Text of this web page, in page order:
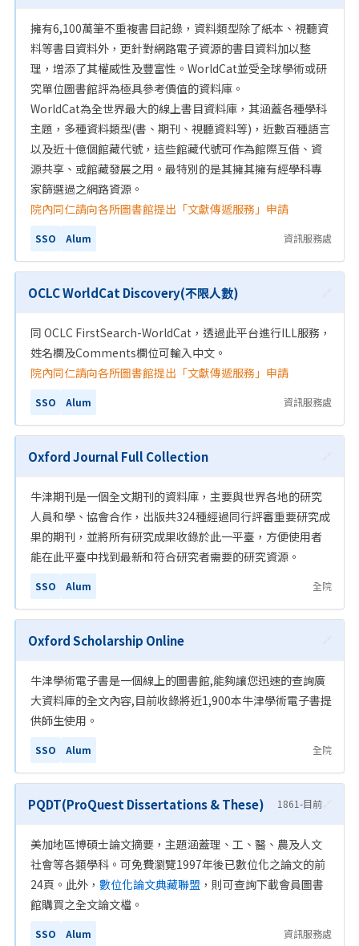
擁有6,100萬筆不重複書目記錄，資料類型除了紙本、視聽資
料等書目資料外，更針對網路電子資源的書目資料加以整
理，增添了其權威性及豐富性。WorldCat並受全球學術或研
究單位圖書館評為極具參考價值的資料庫。
WorldCat為全世界最大的線上書目資料庫，其涵蓋各種學科
主題，多種資料類型(書、期刊、視聽資料等)，近數百種語言
以及近十億個館藏代號，這些館藏代號可作為館際互借、資
源共享、或館藏發展之用。最特別的是其擁其擁有經學科專
家篩選過之網路資源。
院內同仁請向各所圖書館提出「文獻傳遞服務」申請
SSO Alum 資訊服務處
OCLC WorldCat Discovery(不限人數) 🔗
同 OCLC FirstSearch-WorldCat，透過此平台進行ILL服務，
姓名欄及Comments欄位可輸入中文。
院內同仁請向各所圖書館提出「文獻傳遞服務」申請
SSO Alum 資訊服務處
Oxford Journal Full Collection 🔗
牛津期刊是一個全文期刊的資料庫，主要與世界各地的研究
人員和學、協會合作，出版共324種經過同行評審重要研究成
果的期刊，並將所有研究成果收錄於此一平臺，方便使用者
能在此平臺中找到最新和符合研究者需要的研究資源。
SSO Alum 全院
Oxford Scholarship Online 🔗
牛津學術電子書是一個線上的圖書館,能夠讓您迅速的查詢廣
大資料庫的全文內容,目前收錄將近1,900本牛津學術電子書提
供師生使用。
SSO Alum 全院
PQDT(ProQuest Dissertations & These) 1861-目前🔗
美加地區博碩士論文摘要，主題涵蓋理、工、醫、農及人文
社會等各類學科。可免費瀏覽1997年後已數位化之論文的前
24頁。此外， 數位化論文典藏聯盟 ，則可查詢下載會員圖書
館購買之全文論文檔。
SSO Alum 資訊服務處